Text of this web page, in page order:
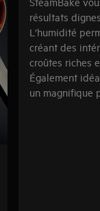
résultats
L’humidité
créant des
croûtes riches
Également
un magnifique